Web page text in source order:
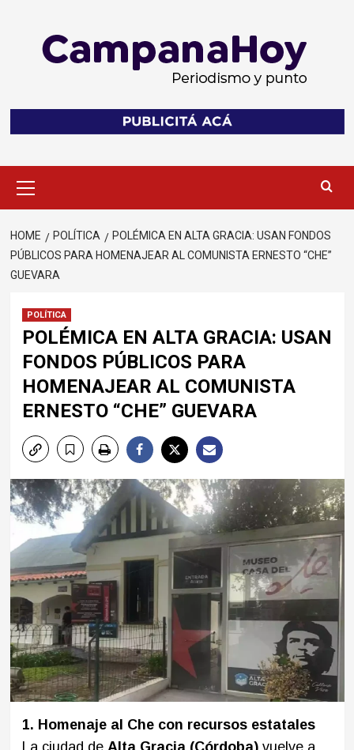
Menu
HOME POLÍTICA
POLÉMICA EN ALTA GRACIA: USAN FONDOS
PÚBLICOS PARA HOMENAJEAR AL COMUNISTA ERNESTO “CHE”
GUEVARA
POLÍTICA
POLÉMICA EN ALTA GRACIA: USAN
FONDOS PÚBLICOS PARA
HOMENAJEAR AL COMUNISTA
ERNESTO “CHE” GUEVARA
1. Homenaje al Che con recursos estatales